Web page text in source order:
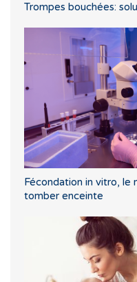
Trompes bouchées:
Fécondation in vitro, le
tomber enceinte